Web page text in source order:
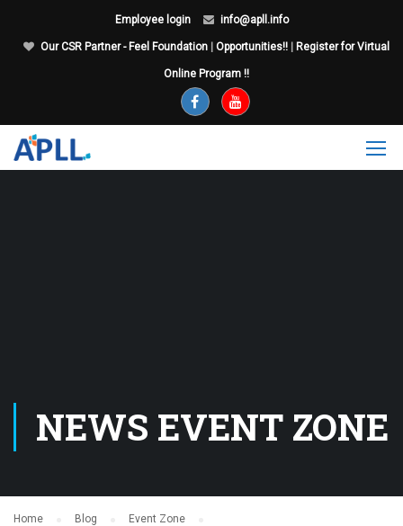
Employee login info@apll.info
Our CSR Partner - Feel Foundation Opportunities!! Register for Virtual
Online Program !!
NEWS EVENT ZONE
Home Blog
Event Zone